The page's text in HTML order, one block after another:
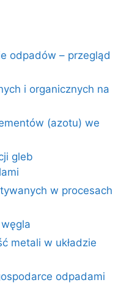
odpadów – przegląd
i organicznych na
(azotu) we
gleb
w procesach
metali w układzie
odpadami